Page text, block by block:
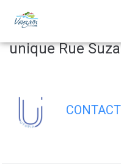
principal
A2023-161 : «
unique Rue